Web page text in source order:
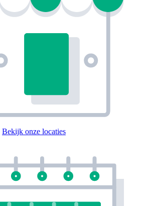
Bekijk onze locaties